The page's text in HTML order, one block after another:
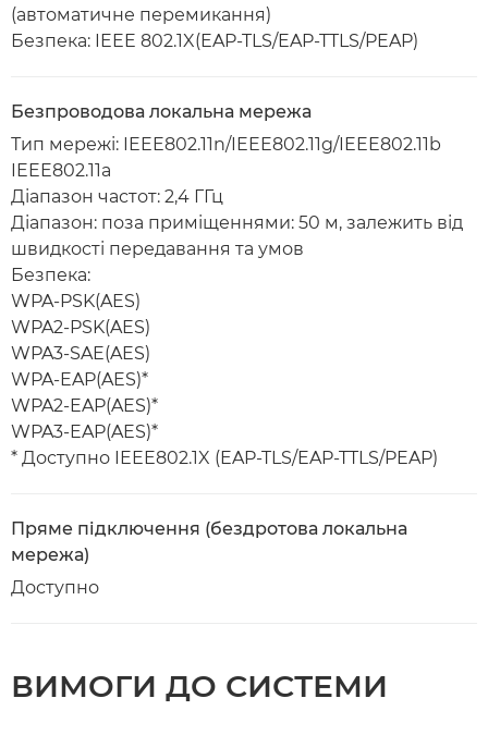
(автоматичне перемикання)
Безпека: IEEE 802.1X(EAP-TLS/EAP-TTLS/PEAP)
Безпроводова локальна мережа
Тип мережі: IEEE802.11n/IEEE802.11g/IEEE802.11b
IEEE802.11a
Діапазон частот: 2,4 ГГц
Діапазон: поза приміщеннями: 50 м, залежить від
швидкості передавання та умов
Безпека:
WPA-PSK(AES)
WPA2-PSK(AES)
WPA3-SAE(AES)
WPA-EAP(AES)*
WPA2-EAP(AES)*
WPA3-EAP(AES)*
* Доступно IEEE802.1X (EAP-TLS/EAP-TTLS/PEAP)
Пряме підключення (бездротова локальна
мережа)
Доступно
ВИМОГИ ДО СИСТЕМИ